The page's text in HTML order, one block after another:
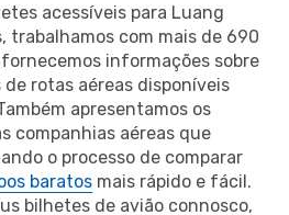
acessíveis para Luang
trabalhamos com mais de 690
informações sobre
rotas aéreas disponíveis
apresentamos os
companhias aéreas que
o processo de comparar
baratos mais rápido e fácil.
bilhetes de avião connosco,